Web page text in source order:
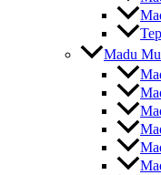
Madu